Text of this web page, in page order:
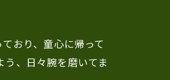
おり、童心に帰って
、日々腕を磨いてま